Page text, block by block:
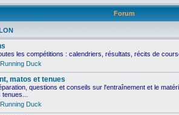
Forum
les compétitions : calendriers, résultats, récits de
Running Duck
matos et tenues
questions et conseils sur l'entraînement et le
Running Duck